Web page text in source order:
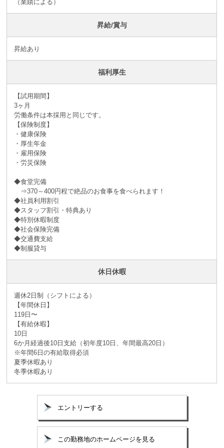
（業績による）
昇給/賞与
昇給あり
福利厚生
【試用期間】
3ヶ月
労働条件は本採用と同じです。
【保険制度】
・健康保険
・厚生年金
・雇用保険
・労災保険
◆食堂完備
⇒370～400円程で絶品のお食事を食べられます！
◆社員利用割引
◆スタッフ割引・特典あり
◆特別休暇制度
◆社会保険完備
◆交通費支給
◆制服貸与
休日休暇
週休2日制（シフトによる）
【年間休日】
119日〜
【有給休暇】
10日
6か月経過後10日支給（初年度10日、年間最高20日）
※年間6日の有給取得必須
夏季休暇あり
冬季休暇あり
エントリーする
この勤務地のホームページを見る